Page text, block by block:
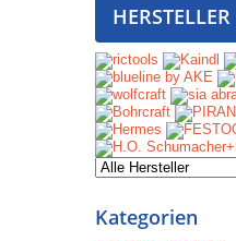
HERSTELLER
Kategorien